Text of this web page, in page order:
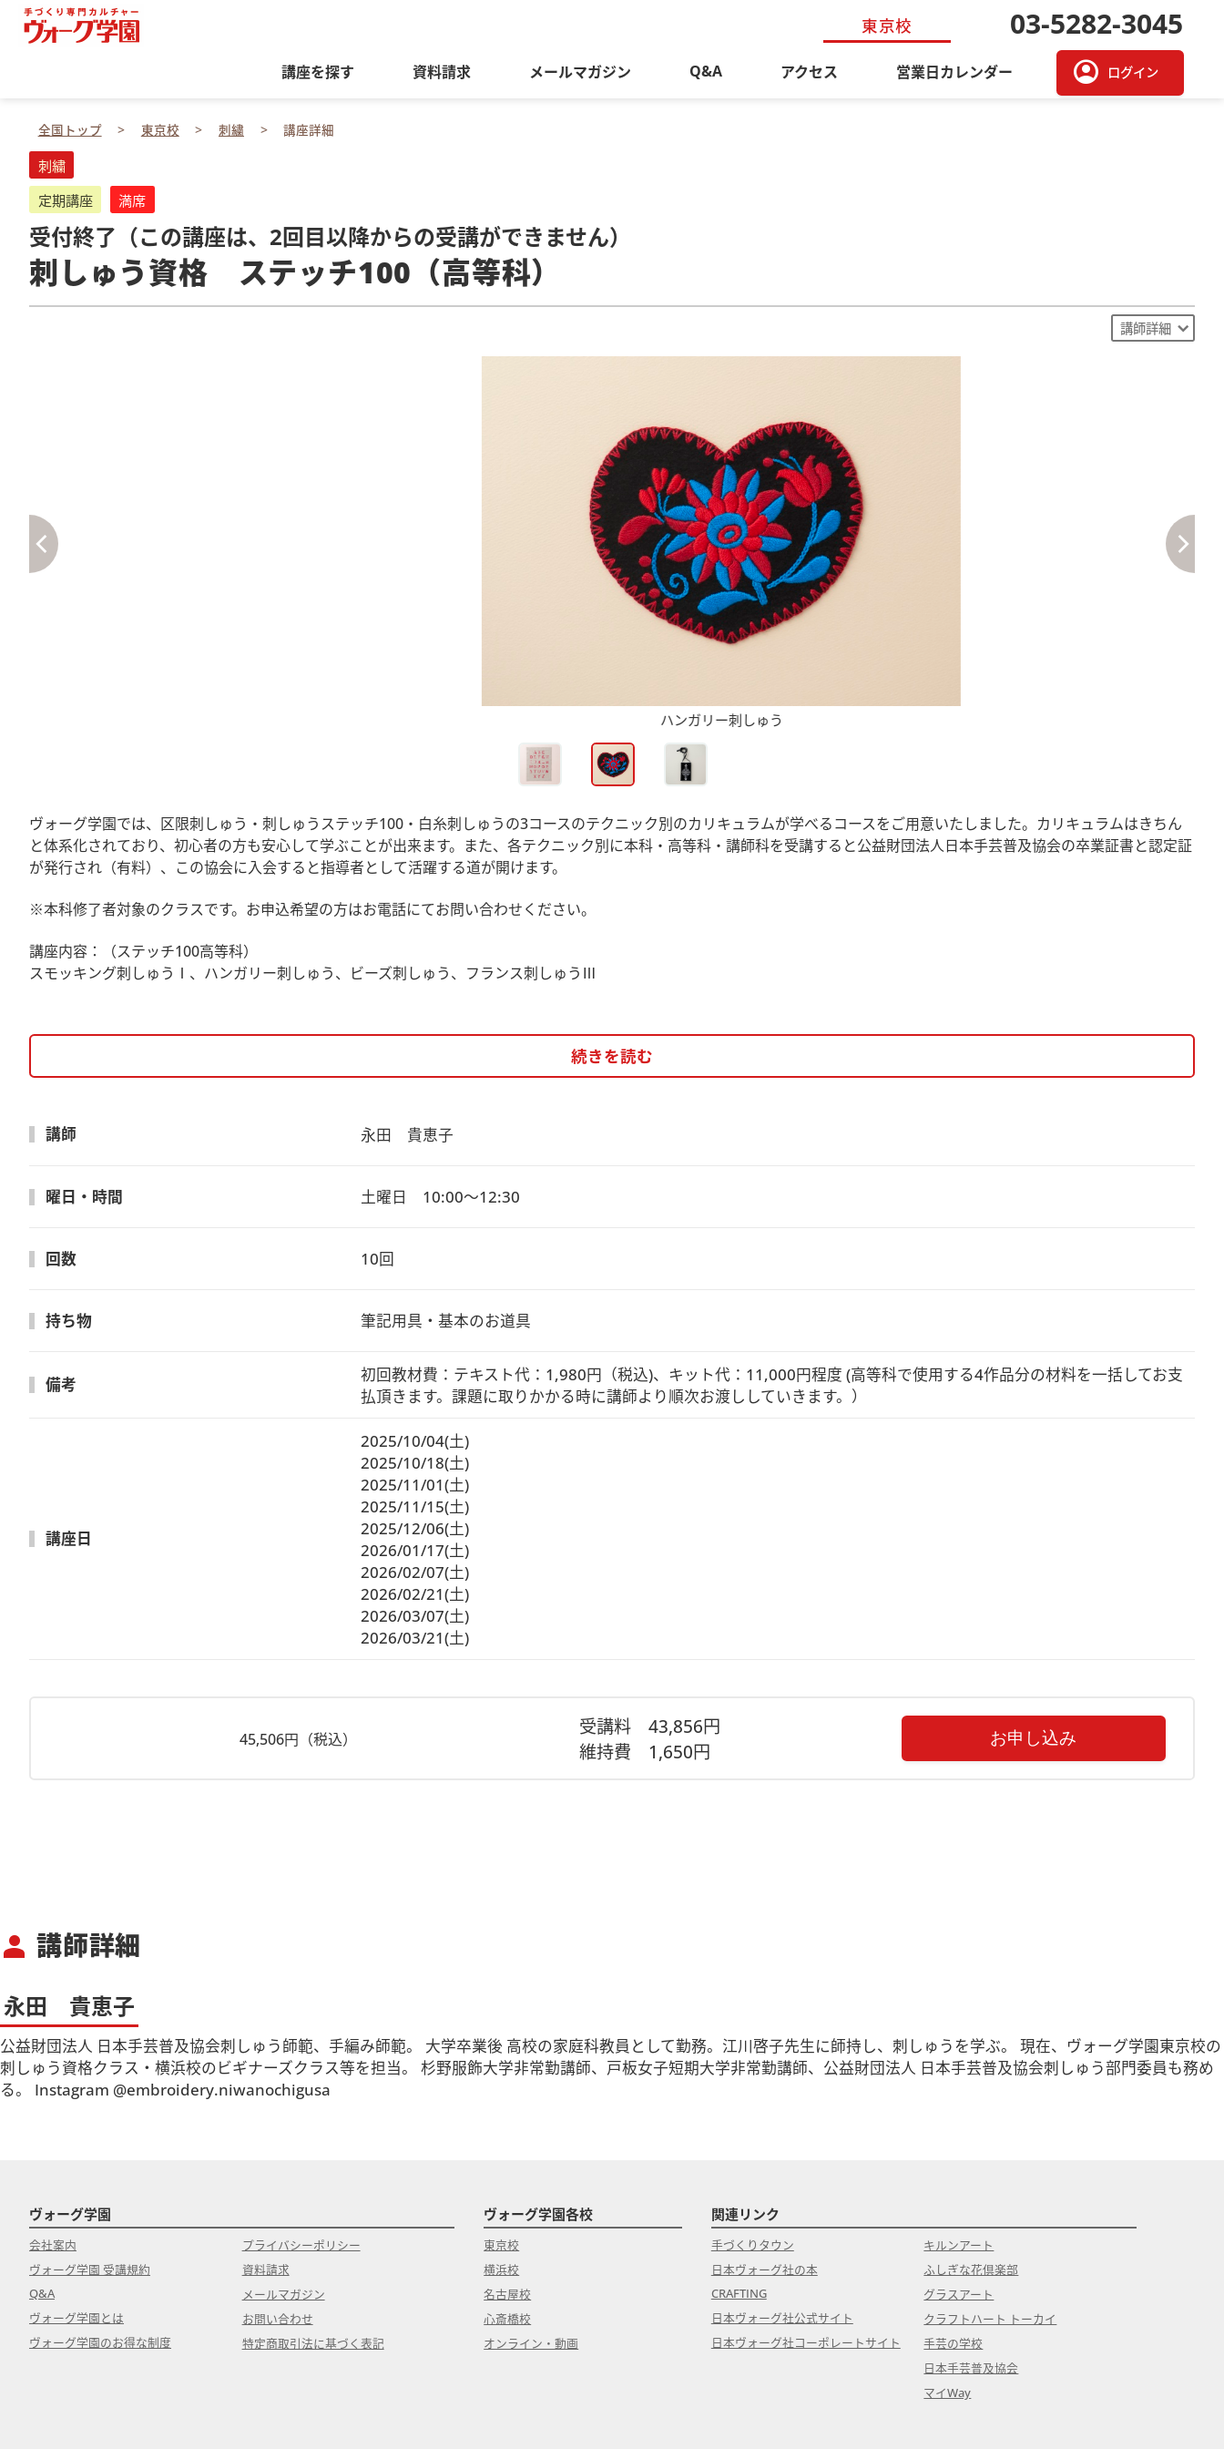
東京校 03-5282-3045
講座を探す 資料請求 メールマガジン Q&A アクセス 営業日カレンダー account_circle ログイン
全国トップ 東京校 刺繍 講座詳細
刺繍
定期講座
満席
受付終了（この講座は、2回目以降からの受講ができません）
刺しゅう資格 ステッチ100（高等科）
講師詳細
ハンガリー刺しゅう
ヴォーグ学園では、区限刺しゅう・刺しゅうステッチ100・白糸刺しゅうの3コースのテクニック別のカリキュラムが学べるコースをご用意いたしました。カリキュラムはきちん
と体系化されており、初心者の方も安心して学ぶことが出来ます。また、各テクニック別に本科・高等科・講師科を受講すると公益財団法人日本手芸普及協会の卒業証書と認定証
が発行され（有料）、この協会に入会すると指導者として活躍する道が開けます。
※本科修了者対象のクラスです。お申込希望の方はお電話にてお問い合わせください。
講座内容：（ステッチ100高等科）
スモッキング刺しゅうⅠ、ハンガリー刺しゅう、ビーズ刺しゅう、フランス刺しゅうⅢ
続きを読む
講師 永田　貴恵子
曜日・時間 土曜日　10:00～12:30
回数 10回
持ち物 筆記用具・基本のお道具
備考
初回教材費：テキスト代：1,980円（税込)、キット代：11,000円程度 (高等科で使用する4作品分の材料を一括してお支
払頂きます。課題に取りかかる時に講師より順次お渡ししていきます。）
講座日
2025/10/04(土)
2025/10/18(土)
2025/11/01(土)
2025/11/15(土)
2025/12/06(土)
2026/01/17(土)
2026/02/07(土)
2026/02/21(土)
2026/03/07(土)
2026/03/21(土)
45,506円（税込）
受講料43,856円
維持費 1,650円
お申し込み
person 講師詳細
永田 貴恵子
公益財団法人 日本手芸普及協会刺しゅう師範、手編み師範。 大学卒業後 高校の家庭科教員として勤務。江川啓子先生に師持し、刺しゅうを学ぶ。 現在、ヴォーグ学園東京校の
刺しゅう資格クラス・横浜校のビギナーズクラス等を担当。 杉野服飾大学非常勤講師、戸板女子短期大学非常勤講師、公益財団法人 日本手芸普及協会刺しゅう部門委員も務め
る。 Instagram @embroidery.niwanochigusa
ヴォーグ学園
会社案内
ヴォーグ学園 受講規約
Q&A
ヴォーグ学園とは
ヴォーグ学園のお得な制度
プライバシーポリシー
資料請求
メールマガジン
お問い合わせ
特定商取引法に基づく表記
ヴォーグ学園各校
東京校
横浜校
名古屋校
心斎橋校
オンライン・動画
関連リンク
手づくりタウン
日本ヴォーグ社の本
CRAFTING
日本ヴォーグ社公式サイト
日本ヴォーグ社コーポレートサイト
キルンアート
ふしぎな花倶楽部
グラスアート
クラフトハート トーカイ
手芸の学校
日本手芸普及協会
マイWay